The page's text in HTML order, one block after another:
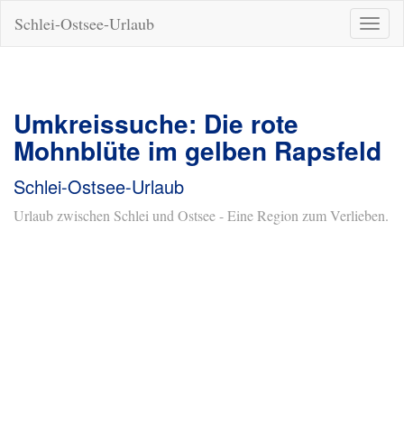
ein-/
Schlei-Ostsee-Urlaub
Umkreissuche: Die rote
Mohnblüte im gelben Rapsfeld
Schlei-Ostsee-Urlaub
Urlaub zwischen Schlei und Ostsee - Eine Region zum Verlieben.